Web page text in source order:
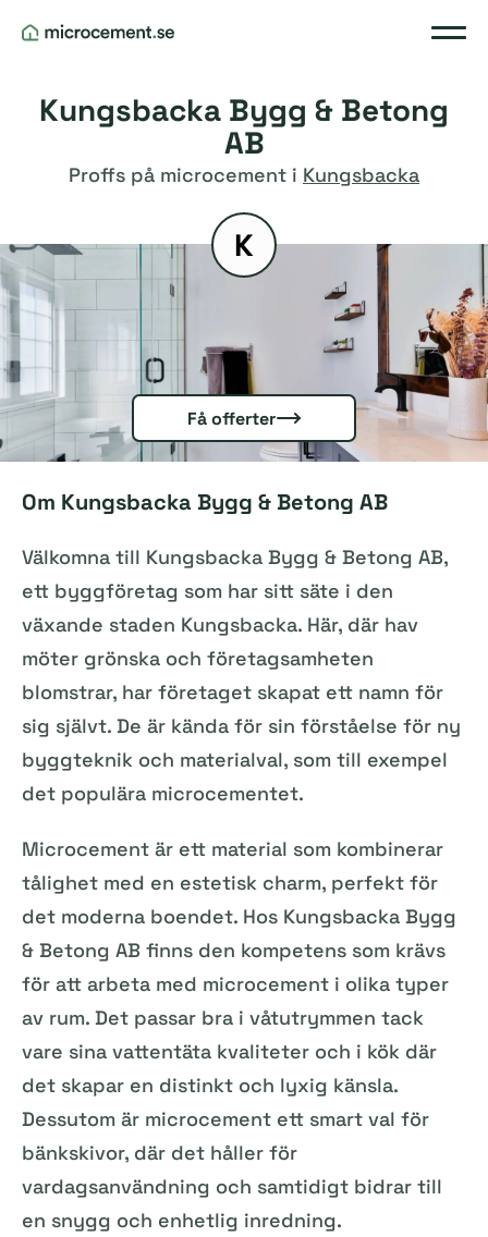
Kungsbacka Bygg & Betong
AB
Proffs på microcement i Kungsbacka
K
Få offerter
Om Kungsbacka Bygg & Betong AB
Välkomna till Kungsbacka Bygg & Betong AB,
ett byggföretag som har sitt säte i den
växande staden Kungsbacka. Här, där hav
möter grönska och företagsamheten
blomstrar, har företaget skapat ett namn för
sig självt. De är kända för sin förståelse för ny
byggteknik och materialval, som till exempel
det populära microcementet.
Microcement är ett material som kombinerar
tålighet med en estetisk charm, perfekt för
det moderna boendet. Hos Kungsbacka Bygg
& Betong AB finns den kompetens som krävs
för att arbeta med microcement i olika typer
av rum. Det passar bra i våtutrymmen tack
vare sina vattentäta kvaliteter och i kök där
det skapar en distinkt och lyxig känsla.
Dessutom är microcement ett smart val för
bänkskivor, där det håller för
vardagsanvändning och samtidigt bidrar till
en snygg och enhetlig inredning.